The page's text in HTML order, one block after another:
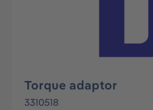
Torque adaptor
3310518